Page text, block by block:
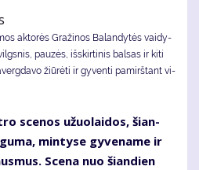
ak­to­rės Gra­ži­nos Ba­lan­dy­tės vai­dy­
pau­zės, iš­skir­ti­nis bal­sas ir ki­ti
žiū­rė­ti ir gy­ven­ti pa­mirš­tant vi­
sce­nos užuo­lai­dos, šian­
min­ty­se gy­ve­na­me ir
Sce­na nuo šian­dien